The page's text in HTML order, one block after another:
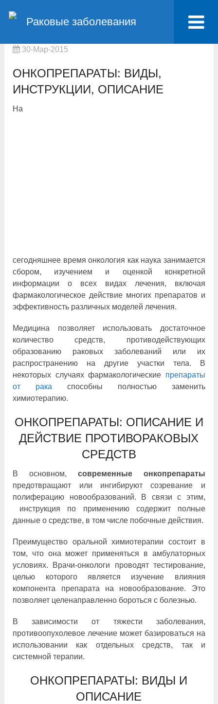
Раковые заболевания
Главная Важно знать
Препараты от рака
30-Мар-2015
ОНКОПРЕПАРАТЫ: ВИДЫ,
ИНСТРУКЦИИ, ОПИСАНИЕ
На
сегодняшнее время онкология как наука занимается
сбором, изучением и оценкой конкретной
информации о всех видах лечения, включая
фармакологическое действие многих препаратов и
эффективность различных моделей лечения.
Медицина позволяет использовать достаточное
количество средств, противодействующих
образованию раковых заболеваний или их
распространению на другие участки тела. В
некоторых случаях фармакологические препараты
от рака способны полностью заменить
химиотерапию.
ОНКОПРЕПАРАТЫ: ОПИСАНИЕ И
ДЕЙСТВИЕ ПРОТИВОРАКОВЫХ
СРЕДСТВ
В основном, современные онкопрепараты
предотвращают или ингибируют созревание и
полиферацию новообразований. В связи с этим,
инструкция по применению содержит полные
данные о средстве, в том числе побочные действия.
Преимущество оральной химиотерапии состоит в
том, что она может применяться в амбулаторных
условиях. Врачи-онкологи проводят тестирование,
целью которого является изучение влияния
компонента препарата на новообразование. Это
позволяет целенаправленно бороться с болезнью.
В зависимости от тяжести заболевания,
противоопухолевое лечение может базироваться на
использовании как отдельных средств, так и
системной терапии.
ОНКОПРЕПАРАТЫ: ВИДЫ И
ОПИСАНИЕ